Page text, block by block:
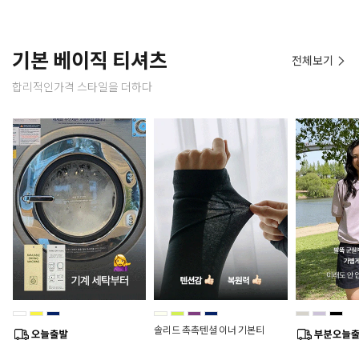
기본 베이직 티셔츠
합리적인가격 스타일을 더하다
전체보기
솔리드 촉촉텐셜 이너 기본티